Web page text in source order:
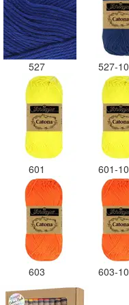
527 527-10
601 601-10
603 603-10